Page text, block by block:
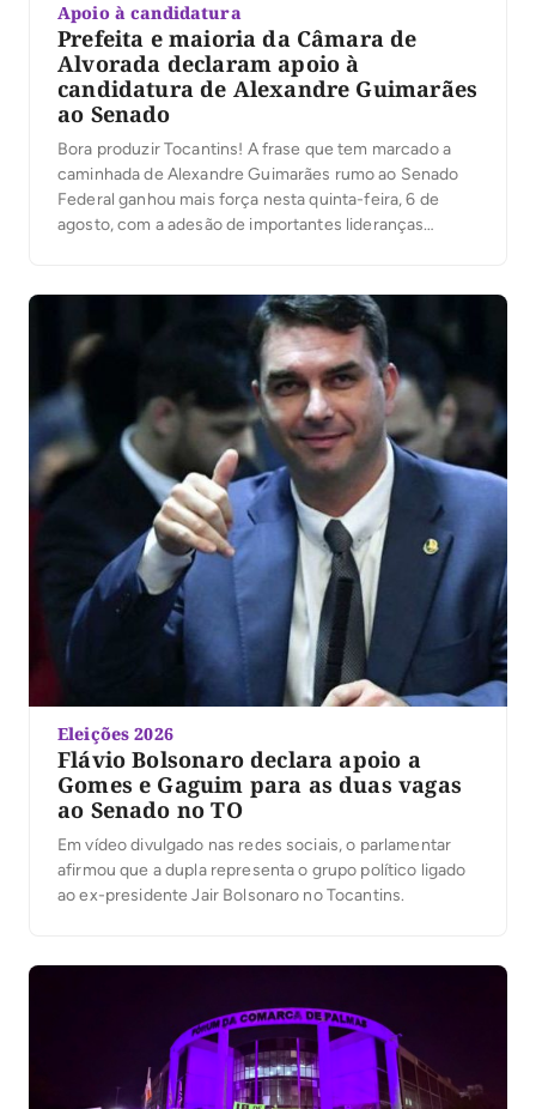
Apoio à candidatura
Prefeita e maioria da Câmara de
Alvorada declaram apoio à
candidatura de Alexandre Guimarães
ao Senado
Bora produzir Tocantins! A frase que tem marcado a
caminhada de Alexandre Guimarães rumo ao Senado
Federal ganhou mais força nesta quinta-feira, 6 de
agosto, com a adesão de importantes lideranças
Eleições 2026
Flávio Bolsonaro declara apoio a
Gomes e Gaguim para as duas vagas
ao Senado no TO
Em vídeo divulgado nas redes sociais, o parlamentar
afirmou que a dupla representa o grupo político ligado
ao ex-presidente Jair Bolsonaro no Tocantins.